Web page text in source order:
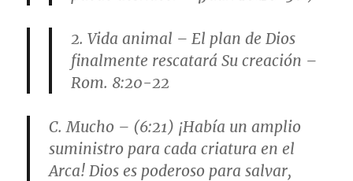
2. Vida animal – El plan de Dios
finalmente rescatará Su creación –
Rom. 8:20-22
C. Mucho – (6:21) ¡Había un amplio
suministro para cada criatura en el
Arca! Dios es poderoso para salvar,